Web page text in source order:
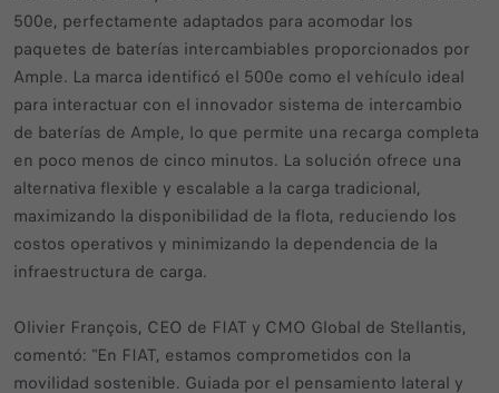
500e, perfectamente adaptados para acomodar los
paquetes de baterías intercambiables proporcionados por
Ample. La marca identificó el 500e como el vehículo ideal
para interactuar con el innovador sistema de intercambio
de baterías de Ample, lo que permite una recarga completa
en poco menos de cinco minutos. La solución ofrece una
alternativa flexible y escalable a la carga tradicional,
maximizando la disponibilidad de la flota, reduciendo los
costos operativos y minimizando la dependencia de la
infraestructura de carga.
Olivier François, CEO de FIAT y CMO Global de Stellantis,
comentó: "En FIAT, estamos comprometidos con la
movilidad sostenible. Guiada por el pensamiento lateral y